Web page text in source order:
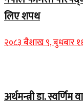
लिए शपथ
२०८३ बैशाख ९, बुधबार
अर्थमन्त्री डा.